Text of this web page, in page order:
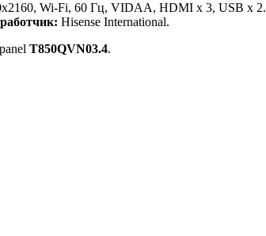
Wi-Fi, 60 Гц, VIDAA, HDMI х 3, USB х 2.
Hisense International.
T850QVN03.4.